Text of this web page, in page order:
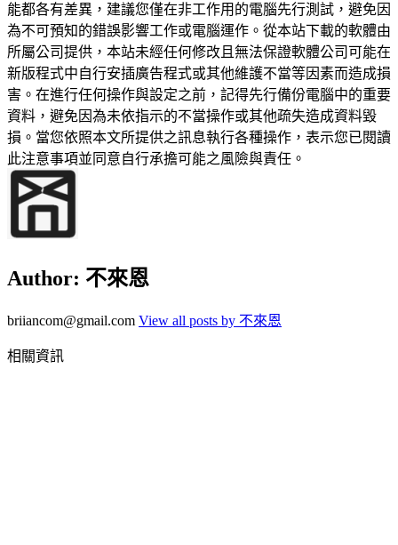
能都各有差異，建議您僅在非工作用的電腦先行測試，避免因
為不可預知的錯誤影響工作或電腦運作。從本站下載的軟體由
所屬公司提供，本站未經任何修改且無法保證軟體公司可能在
新版程式中自行安插廣告程式或其他維護不當等因素而造成損
害。在進行任何操作與設定之前，記得先行備份電腦中的重要
資料，避免因為未依指示的不當操作或其他疏失造成資料毀
損。當您依照本文所提供之訊息執行各種操作，表示您已閱讀
此注意事項並同意自行承擔可能之風險與責任。
Author: 不來恩
briiancom@gmail.com View all posts by 不來恩
相關資訊